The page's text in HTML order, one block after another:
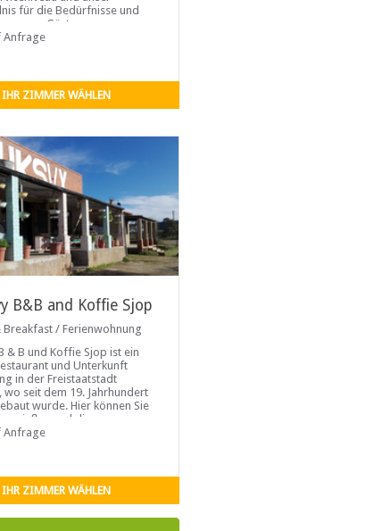
für die Bedürfnisse und
Gäste.
Anfrage
IHR ZIMMER WÄHLEN
B&B and Koffie Sjop
Breakfast / Ferienwohnung
& B und Koffie Sjop ist ein
und Unterkunft
in der Freistaatstadt
wo seit dem 19. Jahrhundert
wurde. Hier können Sie
genießen und die
Anfrage
IHR ZIMMER WÄHLEN